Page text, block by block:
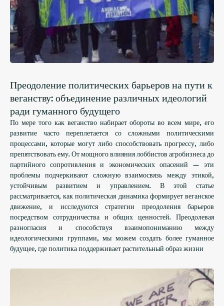
Преодоление политических барьеров на пути к
веганству: объединение различных идеологий
ради гуманного будущего
По мере того как веганство набирает обороты во всем мире, его
развитие часто переплетается со сложными политическими
процессами, которые могут либо способствовать прогрессу, либо
препятствовать ему. От мощного влияния лоббистов агробизнеса до
партийного сопротивления и экономических опасений — эти
проблемы подчеркивают сложную взаимосвязь между этикой,
устойчивым развитием и управлением. В этой статье
рассматривается, как политическая динамика формирует веганское
движение, и исследуются стратегии преодоления барьеров
посредством сотрудничества и общих ценностей. Преодолевая
разногласия и способствуя взаимопониманию между
идеологическими группами, мы можем создать более гуманное
будущее, где политика поддерживает растительный образ жизни